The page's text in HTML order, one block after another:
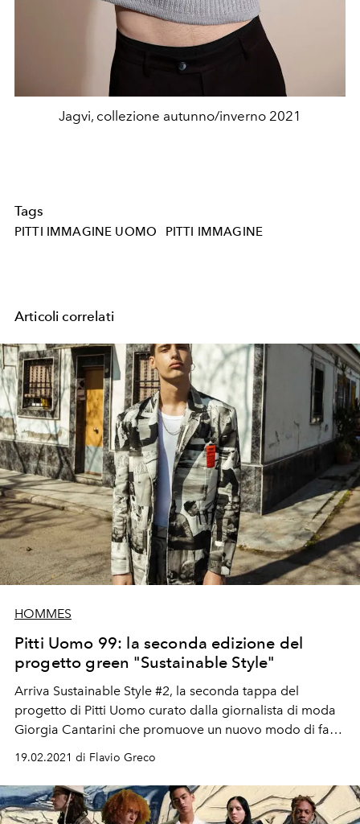
Jagvi, collezione autunno/inverno 2021
Tags
PITTI IMMAGINE UOMO PITTI IMMAGINE
Articoli correlati
HOMMES
Pitti Uomo 99: la seconda edizione del
progetto green "Sustainable Style"
Arriva Sustainable Style #2, la seconda tappa del
progetto di Pitti Uomo curato dalla giornalista di moda
Giorgia Cantarini che promuove un nuovo modo di fare
moda, più green, sostenibile e consapevole.
19.02.2021 di Flavio Greco